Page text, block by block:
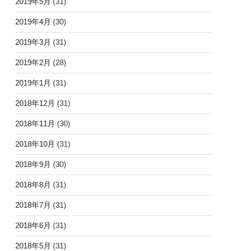
2019年4月 (30)
2019年3月 (31)
2019年2月 (28)
2019年1月 (31)
2018年12月 (31)
2018年11月 (30)
2018年10月 (31)
2018年9月 (30)
2018年8月 (31)
2018年7月 (31)
2018年6月 (31)
2018年5月 (31)